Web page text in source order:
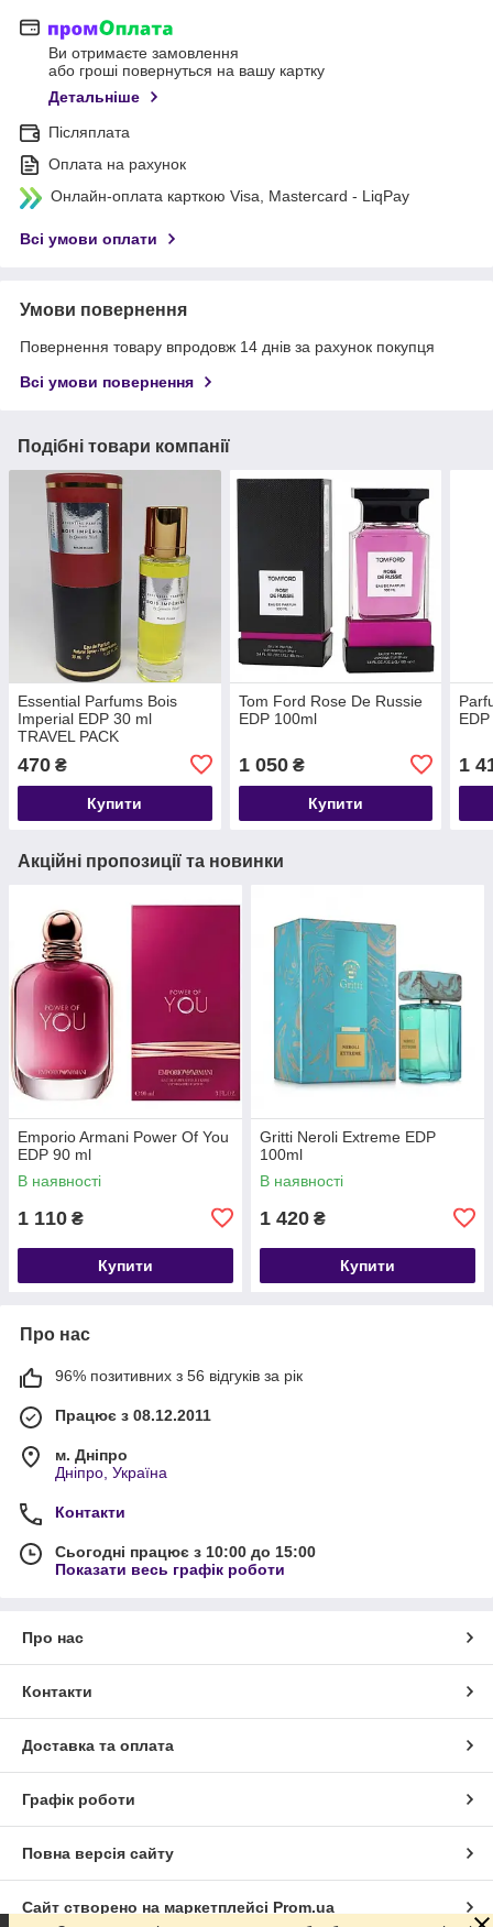
Ви отримаєте замовлення
або гроші повернуться на вашу картку
Детальніше
Післяплата
Оплата на рахунок
Онлайн-оплата карткою Visa, Mastercard - LiqPay
Всі умови оплати
Умови повернення
Повернення товару впродовж 14 днів за рахунок покупця
Всі умови повернення
Подібні товари компанії
Essential Parfums Bois
Imperial EDP 30 ml
TRAVEL PACK
470 ₴
Купити
Tom Ford Rose De Russie
EDP 100ml
1 050₴
Купити
1
Акційні пропозиції та новинки
Emporio Armani Power Of You
EDP 90 ml
В наявності
1 110 ₴
Купити
Gritti Neroli Extreme EDP
100ml
В наявності
1 420 ₴
Купити
Про нас
96% позитивних з 56 відгуків за рік
Працює з 08.12.2011
м. Дніпро
Дніпро, Україна
Контакти
Сьогодні працює з 10:00 до 15:00
Показати весь графік роботи
Про нас
Контакти
Доставка та оплата
Графік роботи
Повна версія сайту
Сайт створено на маркетплейсі Prom.ua